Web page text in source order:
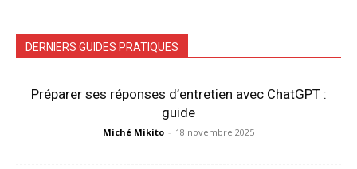
DERNIERS GUIDES PRATIQUES
Préparer ses réponses d’entretien avec ChatGPT :
guide
Miché Mikito - 18 novembre 2025